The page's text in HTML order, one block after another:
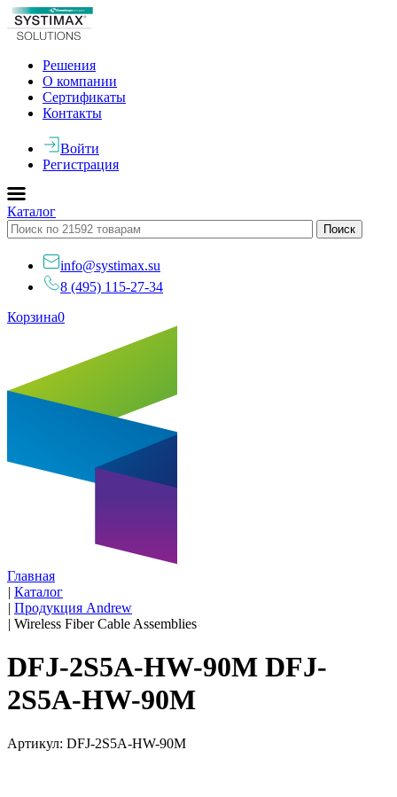
Решения
О компании
Сертификаты
Контакты
Войти
Регистрация
Каталог
info@systimax.su
8 (495) 115-27-34
Корзина0
Главная
| Каталог
| Продукция Andrew
| Wireless Fiber Cable Assemblies
DFJ-2S5A-HW-90M DFJ-
2S5A-HW-90M
Артикул: DFJ-2S5A-HW-90M